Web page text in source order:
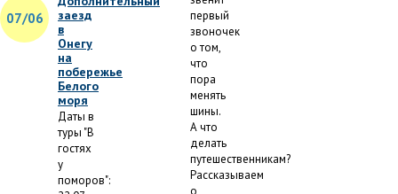
07/06
заезд
в
Онегу
на
побережье
Белого
моря
Даты в
туры "В
гостях
у
поморов":
первый
звоночек
о том,
что
пора
менять
шины.
А что
делать
путешественникам?
Рассказываем